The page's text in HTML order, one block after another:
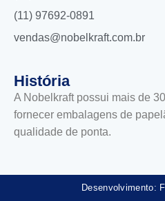
(11) 97692-0891
vendas@nobelkraft.com.br
História
A Nobelkraft possui mais de
fornecer embalagens de
qualidade de ponta.
Desenvolvimento: